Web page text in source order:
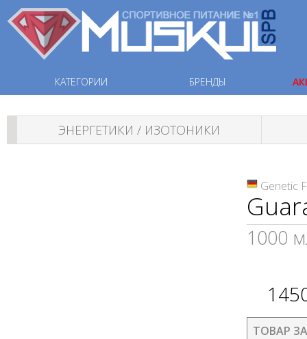
КАТЕГОРИИ БРЕНДЫ
ЭНЕРГЕТИКИ / ИЗОТОНИКИ
Genetic
1000
ТОВАР